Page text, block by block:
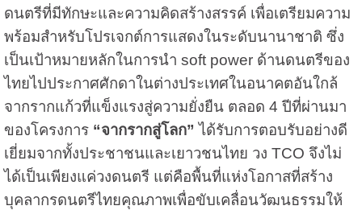
ดนตรีที่มีทักษะและความคิดสร้างสรรค์ เพื่อเตรียมความ
พร้อมสำหรับโปรเจกต์การแสดงในระดับนานาชาติ ซึ่ง
เป็นเป้าหมายหลักในการนำ soft power ด้านดนตรีของ
ไทยไปประกาศศักดาในต่างประเทศในอนาคตอันใกล้
จากรากแก้วที่แข็งแรงสู่ความยั่งยืน ตลอด 4 ปีที่ผ่านมา
ของโครงการ “จากรากสู่โลก” ได้รับการตอบรับอย่างดี
เยี่ยมจากทั้งประชาชนและเยาวชนไทย วง TCO จึงไม่
ได้เป็นเพียงแค่วงดนตรี แต่คือพื้นที่แห่งโอกาสที่สร้าง
บุคลากรดนตรีไทยคุณภาพเพื่อขับเคลื่อนวัฒนธรรมให้